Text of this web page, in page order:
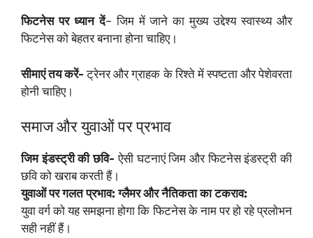
फिटनेस पर ध्यान दें– जिम में जाने का मुख्य उद्देश्य स्वास्थ्य और
फिटनेस को बेहतर बनाना होना चाहिए।
सीमाएं तय करें-ट्रेनर और ग्राहक के रिश्ते में स्पष्टता और पेशेवरता
होनी चाहिए।
समाज और युवाओं पर प्रभाव
जिम इंडस्ट्री की छवि-ऐसी घटनाएं जिम और फिटनेस इंडस्ट्री की
छवि को खराब करती हैं।
युवाओं पर गलत प्रभाव: ग्लैमर और नैतिकता का टकराव:
युवा वर्ग को यह समझना होगा कि फिटनेस के नाम पर हो रहे प्रलोभन
सही नहीं हैं।